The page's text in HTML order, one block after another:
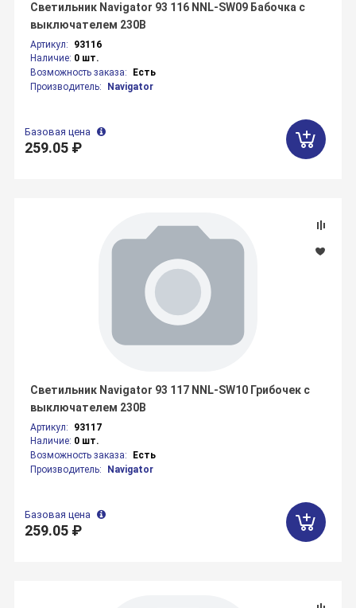
Артикул:
93116
Наличие: 0 шт.
Возможность заказа:
Есть
Производитель:
Navigator
Светильник Navigator 93 116 NNL-SW09 Бабочка с
выключателем 230В
Базовая цена
259.05 ₽
Артикул:
93117
Наличие: 0 шт.
Возможность заказа:
Есть
Производитель:
Navigator
Светильник Navigator 93 117 NNL-SW10 Грибочек с
выключателем 230В
Базовая цена
259.05 ₽